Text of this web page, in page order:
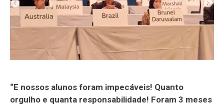
“E nossos alunos foram impecáveis! Quanto
orgulho e quanta responsabilidade! Foram 3 meses